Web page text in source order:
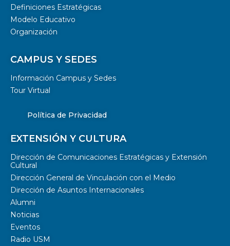
Definiciones Estratégicas
Modelo Educativo
Organización
CAMPUS Y SEDES
Información Campus y Sedes
Tour Virtual
Política de Privacidad
EXTENSIÓN Y CULTURA
Dirección de Comunicaciones Estratégicas y Extensión
Cultural
Dirección General de Vinculación con el Medio
Dirección de Asuntos Internacionales
Alumni
Noticias
Eventos
Radio USM